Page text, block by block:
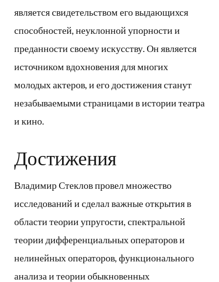
является свидетельством его выдающихся
способностей, неуклонной упорности и
преданности своему искусству. Он является
источником вдохновения для многих
молодых актеров, и его достижения станут
незабываемыми страницами в истории театра
и кино.
Достижения
Владимир Стеклов провел множество
исследований и сделал важные открытия в
области теории упругости, спектральной
теории дифференциальных операторов и
нелинейных операторов, функционального
анализа и теории обыкновенных